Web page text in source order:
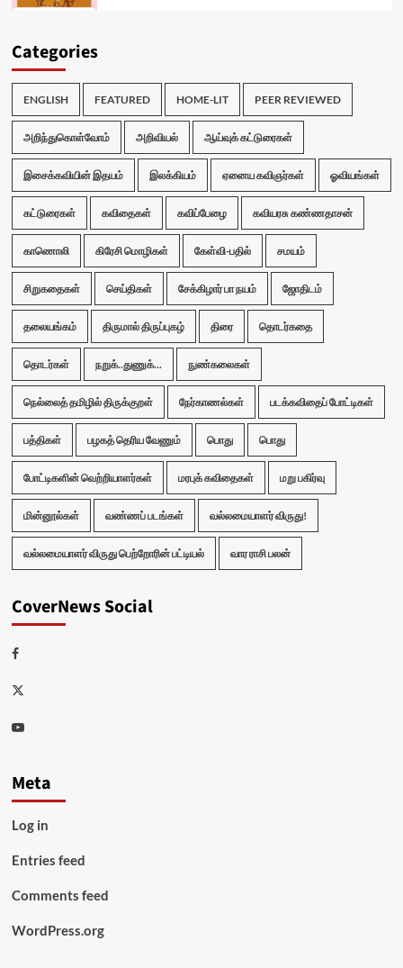
Categories
ENGLISH FEATURED HOME-LIT PEER REVIEWED
அறிந்துகொள்வோம் அறிவியல் ஆய்வுக் கட்டுரைகள்
இசைக்கவியின் இதயம் இலக்கியம் ஏனைய கவிஞர்கள் ஓவியங்கள்
கட்டுரைகள் கவிதைகள் கவிப்பேழை கவியரசு கண்ணதாசன்
காணொலி கிரேசி மொழிகள் கேள்வி-பதில் சமயம்
சிறுகதைகள் செய்திகள் சேக்கிழார் பா நயம் ஜோதிடம்
தலையங்கம் திருமால் திருப்புகழ் திரை தொடர்கதை
தொடர்கள் நறுக்..துணுக்... நுண்கலைகள்
நெல்லைத் தமிழில் திருக்குறள் நேர்காணல்கள் படக்கவிதைப் போட்டிகள்
பத்திகள் பழகத் தெரிய வேணும் பொது பொது
போட்டிகளின் வெற்றியாளர்கள் மரபுக் கவிதைகள் மறு பகிர்வு
மின்னூல்கள் வண்ணப் படங்கள் வல்லமையாளர் விருது!
வல்லமையாளர் விருது பெற்றோரின் பட்டியல் வார ராசி பலன்
CoverNews Social
Facebook
Twitter
Youtube
Meta
Log in
Entries feed
Comments feed
WordPress.org